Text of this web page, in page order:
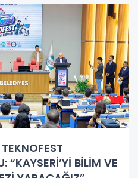
“KAYSERİ’Yİ BİLİM VE